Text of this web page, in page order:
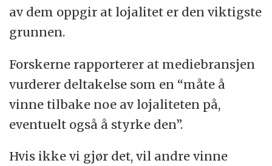
av dem oppgir at lojalitet er den viktigste
grunnen.
Forskerne rapporterer at mediebransjen
vurderer deltakelse som en “måte å
vinne tilbake noe av lojaliteten på,
eventuelt også å styrke den”.
Hvis ikke vi gjør det, vil andre vinne